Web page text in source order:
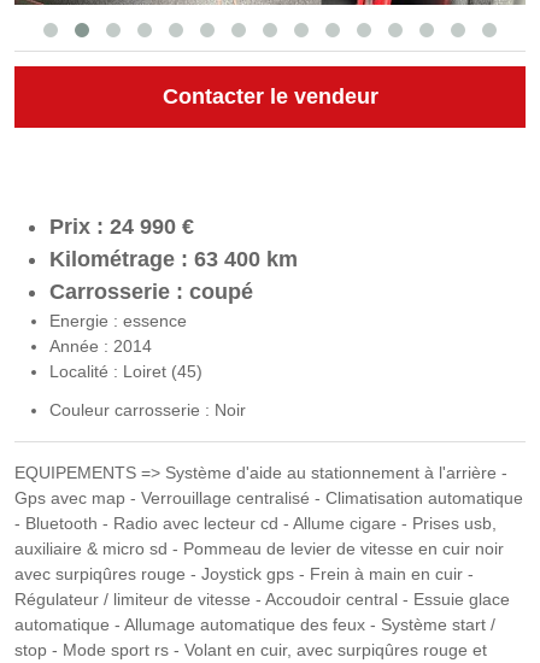
Prix : 24 990 €
Kilométrage : 63 400 km
Carrosserie : coupé
Energie : essence
Année : 2014
Localité : Loiret (45)
Couleur carrosserie : Noir
Contacter le vendeur
EQUIPEMENTS => Système d'aide au stationnement à l'arrière -
Gps avec map - Verrouillage centralisé - Climatisation automatique
- Bluetooth - Radio avec lecteur cd - Allume cigare - Prises usb,
auxiliaire & micro sd - Pommeau de levier de vitesse en cuir noir
avec surpiqûres rouge - Joystick gps - Frein à main en cuir -
Régulateur / limiteur de vitesse - Accoudoir central - Essuie glace
automatique - Allumage automatique des feux - Système start /
stop - Mode sport rs - Volant en cuir, avec surpiqûres rouge et